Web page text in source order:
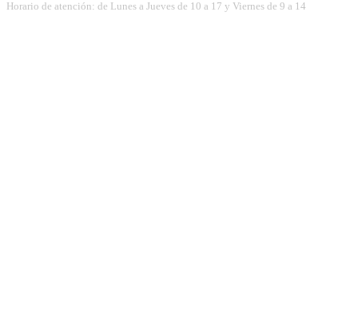
Horario de atención: de Lunes a Jueves de 10 a 17 y Viernes de 9 a 14